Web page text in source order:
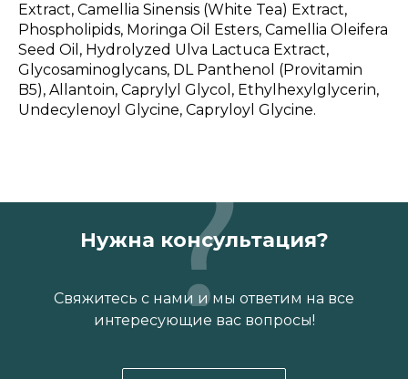
Extract, Camellia Sinensis (White Tea) Extract,
Phospholipids, Moringa Oil Esters, Camellia Oleifera
Seed Oil, Hydrolyzed Ulva Lactuca Extract,
Glycosaminoglycans, DL Panthenol (Provitamin
B5), Allantoin, Caprylyl Glycol, Ethylhexylglycerin,
Undecylenoyl Glycine, Capryloyl Glycine.
Нужна консультация?
Свяжитесь с нами и мы ответим на все
интересующие вас вопросы!